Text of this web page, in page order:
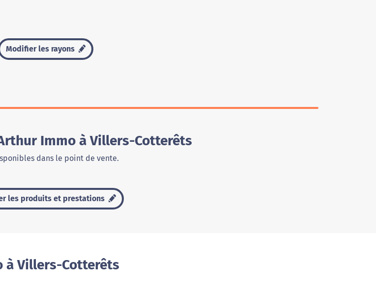
Modifier les rayons
Immo à Villers-Cotterêts
dans le point de vente.
les produits et prestations
à Villers-Cotterêts